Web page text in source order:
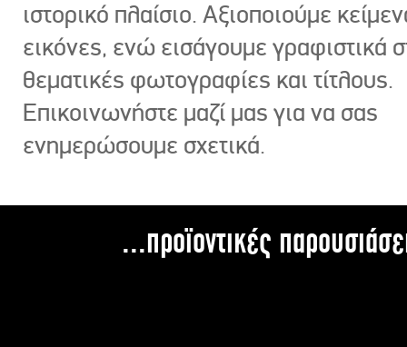
ιστορικό πλαίσιο. Αξιοποιούμε
εικόνες, ενώ εισάγουμε γραφιστικά
θεματικές φωτογραφίες και τίτλους.
Επικοινωνήστε μαζί μας για να σας
ενημερώσουμε σχετικά.
...προϊοντικές